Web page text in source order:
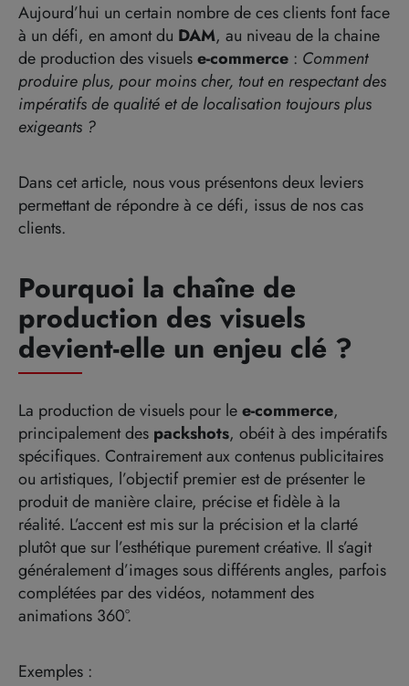
Aujourd’hui un certain nombre de ces clients font face
à un défi, en amont du DAM, au niveau de la chaine
de production des visuelse-commerce : Comment
produire plus, pour moins cher, tout en respectant des
impératifs de qualité et de localisation toujours plus
exigeants ?
Dans cet article, nous vous présentons deux leviers
permettant de répondre à ce défi, issus de nos cas
clients.
Pourquoi la chaîne de
production des visuels
devient-elle un enjeu clé ?
La production de visuels pour lee-commerce,
principalement des packshots, obéit à des impératifs
spécifiques. Contrairement aux contenus publicitaires
ou artistiques, l’objectif premier est de présenter le
produit de manière claire, précise et fidèle à la
réalité. L’accent est mis sur la précision et la clarté
plutôt que sur l’esthétique purement créative. Il s’agit
généralement d’images sous différents angles, parfois
complétées par des vidéos, notamment des
animations 360°.
Exemples :